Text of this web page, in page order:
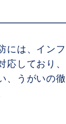
には、イン
応しており
、うがいの